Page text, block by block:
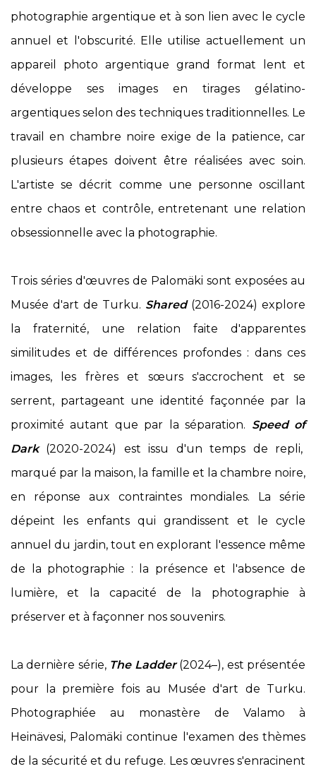
photographie argentique et à son lien avec le cycle
annuel et l'obscurité. Elle utilise actuellement un
appareil photo argentique grand format lent et
développe ses images en tirages gélatino-
argentiques selon des techniques traditionnelles. Le
travail en chambre noire exige de la patience, car
plusieurs étapes doivent être réalisées avec soin.
L'artiste se décrit comme une personne oscillant
entre chaos et contrôle, entretenant une relation
obsessionnelle avec la photographie.
Trois séries d'œuvres de Palomäki sont exposées au
Musée d'art de Turku. Shared(2016-2024) explore
la fraternité, une relation faite d'apparentes
similitudes et de différences profondes : dans ces
images, les frères et sœurs s'accrochent et se
serrent, partageant une identité façonnée par la
proximité autant que par la séparation. Speed ​​of
Dark(2020-2024) est issu d'un temps de repli,
marqué par la maison, la famille et la chambre noire,
en réponse aux contraintes mondiales. La série
dépeint les enfants qui grandissent et le cycle
annuel du jardin, tout en explorant l'essence même
de la photographie : la présence et l'absence de
lumière, et la capacité de la photographie à
préserver et à façonner nos souvenirs.
La dernière série, The Ladder(2024–), est présentée
pour la première fois au Musée d'art de Turku.
Photographiée au monastère de Valamo à
Heinävesi, Palomäki continue l'examen des thèmes
de la sécurité et du refuge. Les œuvres s'enracinent